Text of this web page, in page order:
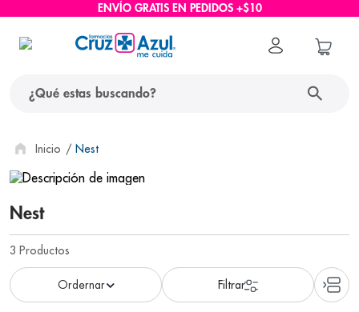
ENVÍO GRATIS EN PEDIDOS +$10
Nest
Nest
3 Productos
términos más buscados
1. protector solar
2.
3. eucerin
4. cerave
nivea